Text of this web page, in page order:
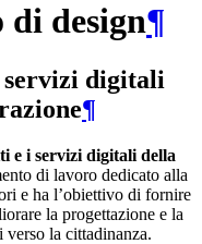
di design¶
digitali
¶
e i servizi digitali della
di lavoro dedicato alla
e ha l’obiettivo di fornire
la progettazione e la
la cittadinanza.